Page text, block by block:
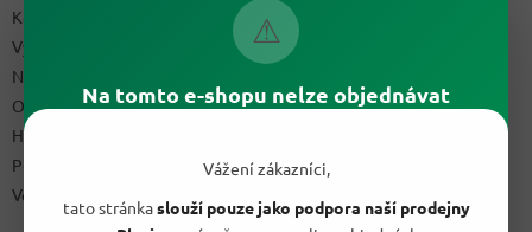
⚠
Na tomto e-shopu nelze objednávat
Vážení zákazníci,
tato stránkaslouží pouze jako podpora naší prodejny
Kontakty
Výdejní místo
Napište nám
Ochrana osobních údajů GDPR
Hodnocení obchodu
Podmínky uplatnění práv z vadného plnění a reklamační řád
Velkoobchod